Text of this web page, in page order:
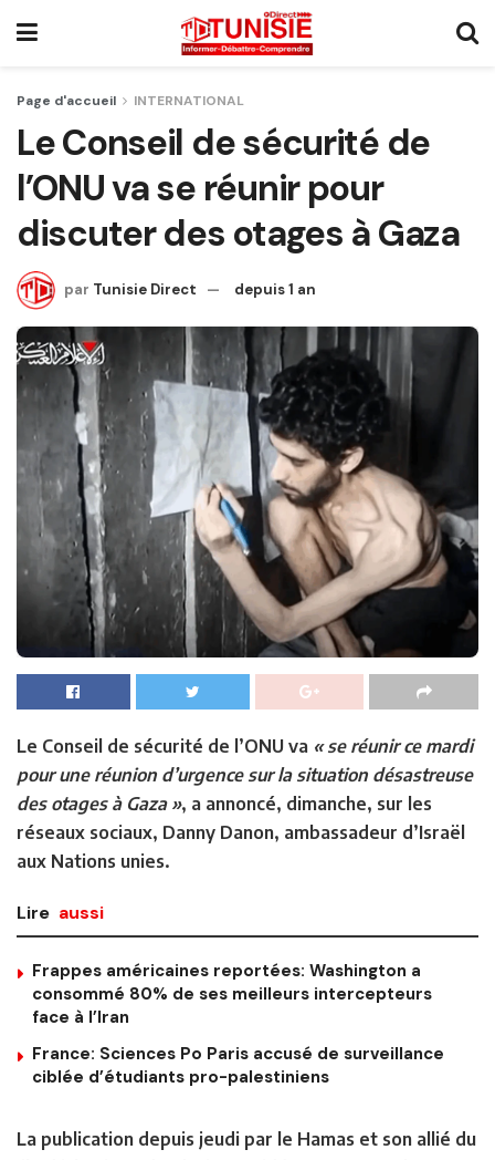
Page d'accueil INTERNATIONAL
Le Conseil de sécurité de
l’ONU va se réunir pour
discuter des otages à Gaza
par Tunisie Direct depuis 1 an
Le Conseil de sécurité de l’ONU va « se réunir ce mardi
pour une réunion d’urgence sur la situation désastreuse
des otages à Gaza », a annoncé, dimanche, sur les
réseaux sociaux, Danny Danon, ambassadeur d’Israël
aux Nations unies.
Lire aussi
Frappes américaines reportées: Washington a
consommé 80% de ses meilleurs intercepteurs
face à l’Iran
France: Sciences Po Paris accusé de surveillance
ciblée d’étudiants pro-palestiniens
La publication depuis jeudi par le Hamas et son allié du